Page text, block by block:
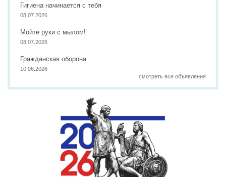
Гигиена начинается с тебя
08.07.2026
Мойте руки с мылом!
08.07.2026
Гражданская оборона
10.06.2026
смотреть все объявления